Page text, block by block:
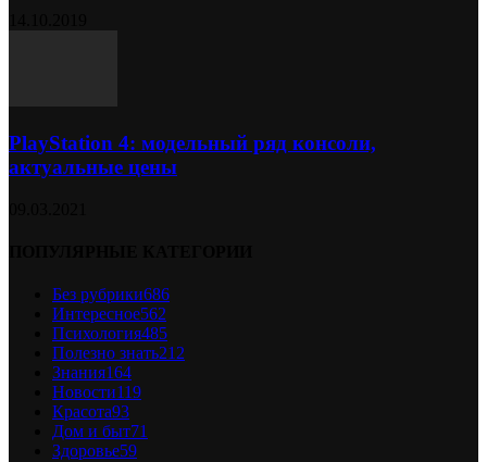
PlayStation 4: модельный ряд консоли,
актуальные цены
Без рубрики686
Интересное562
Психология485
Полезно знать212
Знания164
Новости119
Красота93
Дом и быт71
Здоровье59